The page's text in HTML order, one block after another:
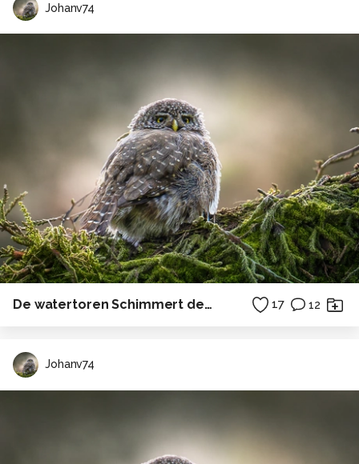
Johanv74
De watertoren Schimmert deel 2 17 12
Johanv74